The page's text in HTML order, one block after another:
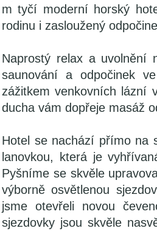
m tyčí moderní horský
rodinu i zasloužený
Naprostý relax a uvolnění
saunování a odpočinek
zážitkem venkovních lázní
ducha vám dopřeje masáž
Hotel se nachází přímo na
lanovkou, která je
Pyšníme se skvěle
výborně osvětlenou
jsme otevřeli novou
sjezdovky jsou skvěle